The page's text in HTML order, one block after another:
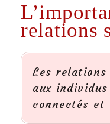
relations
Les
aux
connectés et